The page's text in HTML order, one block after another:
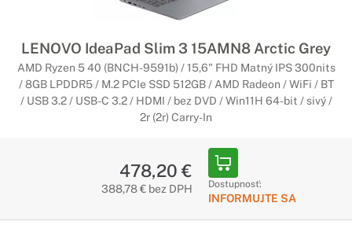
LENOVO IdeaPad Slim 3 15AMN8 Arctic Grey
AMD Ryzen 5 40 (BNCH-9591b) / 15,6" FHD Matný IPS 300nits
/ 8GB LPDDR5 / M.2 PCIe SSD 512GB / AMD Radeon / WiFi / BT
/ USB 3.2 / USB-C 3.2 / HDMI / bez DVD / Win11H 64-bit / sivý /
2r (2r) Carry-In
478,20 €
388,78 € bez DPH Dostupnosť:
INFORMUJTE SA